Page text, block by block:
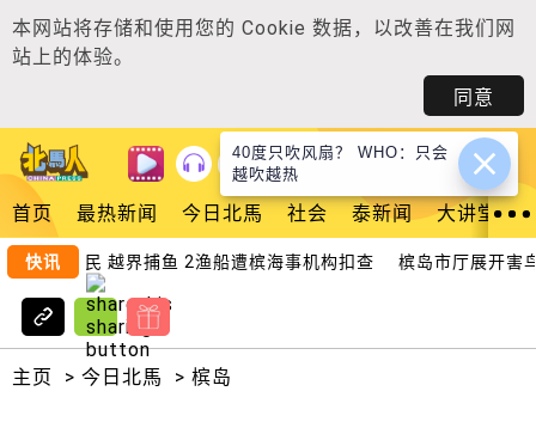
本网站将存储和使用您的 Cookie 数据，以改善在我们网
站上的体验。
同意
登入
首页 最热新闻 今日北馬 社会 泰新闻 大讲堂
快讯
外籍渔民 越界捕鱼 2渔船遭槟海事机构扣查 槟岛市厅展开害
主页 > 今日北馬 > 槟岛
40度只吹风扇？ WHO：只会
越吹越热